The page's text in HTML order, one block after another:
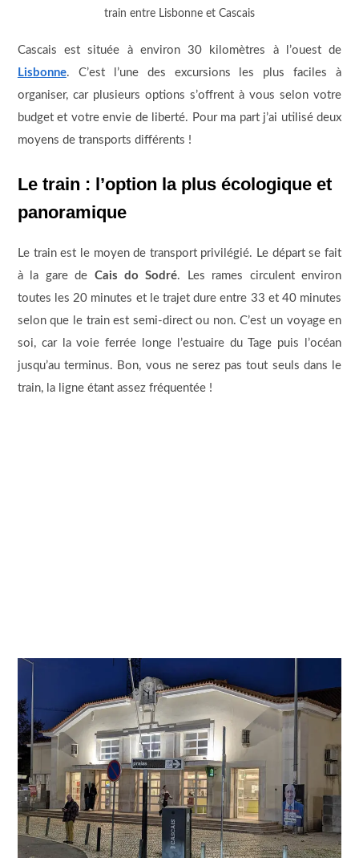
train entre Lisbonne et Cascais
Cascais est située à environ 30 kilomètres à l’ouest de
Lisbonne. C’est l’une des excursions les plus faciles à
organiser, car plusieurs options s’offrent à vous selon votre
budget et votre envie de liberté. Pour ma part j’ai utilisé deux
moyens de transports différents !
Le train : l’option la plus écologique et
panoramique
Le train est le moyen de transport privilégié. Le départ se fait
à la gare de Cais do Sodré. Les rames circulent environ
toutes les 20 minutes et le trajet dure entre 33 et 40 minutes
selon que le train est semi-direct ou non. C’est un voyage en
soi, car la voie ferrée longe l’estuaire du Tage puis l’océan
jusqu’au terminus. Bon, vous ne serez pas tout seuls dans le
train, la ligne étant assez fréquentée !